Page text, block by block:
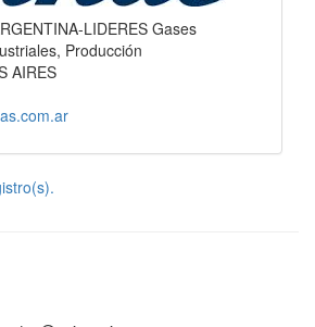
LIDERES Gases
Producción
AIRES